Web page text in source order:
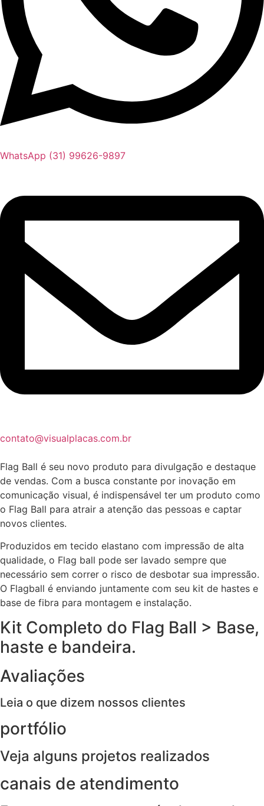
WhatsApp (31) 99626-9897
contato@visualplacas.com.br
Flag Ball é seu novo produto para divulgação e destaque
de vendas. Com a busca constante por inovação em
comunicação visual, é indispensável ter um produto como
o Flag Ball para atrair a atenção das pessoas e captar
novos clientes.
Produzidos em tecido elastano com impressão de alta
qualidade, o Flag ball pode ser lavado sempre que
necessário sem correr o risco de desbotar sua impressão.
O Flagball é enviando juntamente com seu kit de hastes e
base de fibra para montagem e instalação.
Kit Completo do Flag Ball > Base,
haste e bandeira.
Avaliações
Leia o que dizem nossos clientes
portfólio
Veja alguns projetos realizados
canais de atendimento